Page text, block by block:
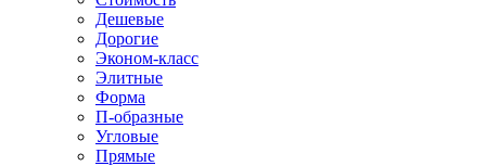
Дешевые
Дорогие
Эконом-класс
Элитные
Форма
П-образные
Угловые
Прямые